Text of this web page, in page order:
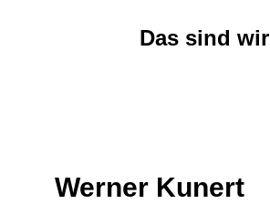
Das sind wir
Werner Kunert